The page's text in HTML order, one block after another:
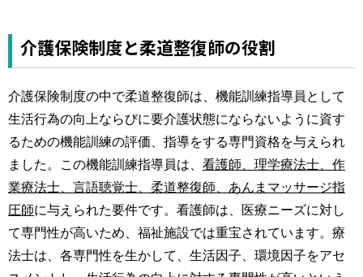
介護保険制度と柔道整復師の役割
介護保険制度の中で柔道整復師は、機能訓練指導員として
生活行為の向上ならびに要介護状態にならないように資す
るための機能訓練の評価、指導をする専門資格を与えられ
ました。この機能訓練指導員は、 看護師、理学療法士、作
業療法士、言語聴覚士、柔道整復師、あんまマッサージ指
圧師に与えられた要件です。看護師は、医療ニーズに対し
て専門性が高いため、福祉施設では重宝されています。療
法士は、各専門性を生かして、生活因子、環境因子をアセ